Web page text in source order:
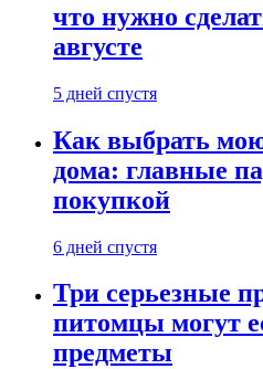
что нужно
августе
5 дней спустя
Как выбрать
дома: главные
покупкой
6 дней спустя
Три серьезные
питомцы могут
предметы